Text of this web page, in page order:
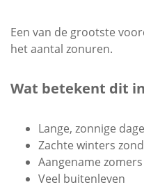
Een van de grootste
het aantal zonuren.
Wat betekent dit
Lange, zonnige
Zachte winters
Aangename
Veel buitenleven